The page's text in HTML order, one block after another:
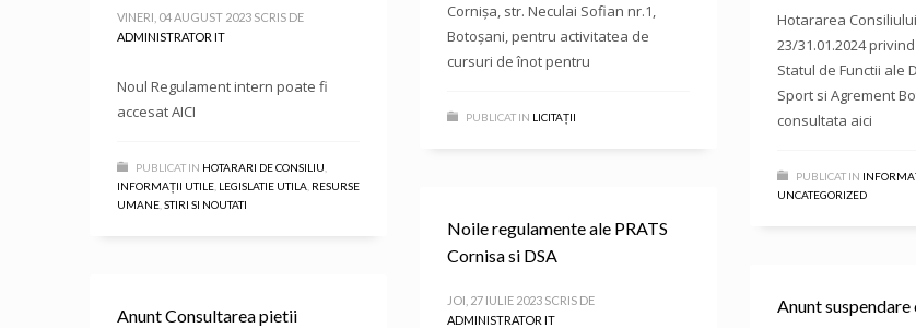
Cornișa, str. Neculai Sofian nr.1,
Botoșani, pentru activitatea de
cursuri de înot pentru
PUBLICAT IN LICITAȚII
Hotararea
23/31.01.2024
Statul de Functii ale
Sport si Agrement
consultata aici
PUBLICAT IN
UNCATEGORIZED
VINERI, 04 AUGUST 2023 SCRIS DE
ADMINISTRATOR IT
Noul Regulament intern poate fi
accesat AICI
PUBLICAT IN HOTARARI DE CONSILIU
INFORMAȚII UTILE LEGISLATIE UTILA RESURSE
UMANE STIRI SI NOUTATI
Noile regulamente ale PRATS
Cornisa si DSA
JOI, 27 IULIE 2023 SCRIS DE
ADMINISTRATOR IT
Anunt
Anunt Consultarea pietii